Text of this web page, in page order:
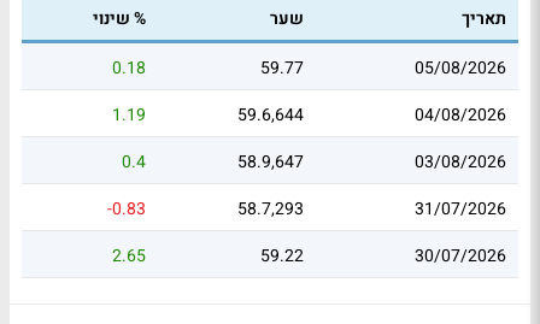
תאריך שער
% שינוי
05/08/2026
59.77
0.18
04/08/2026
59.6,644
1.19
03/08/2026
58.9,647
0.4
31/07/2026
58.7,293
-0.83
30/07/2026
59.22
2.65